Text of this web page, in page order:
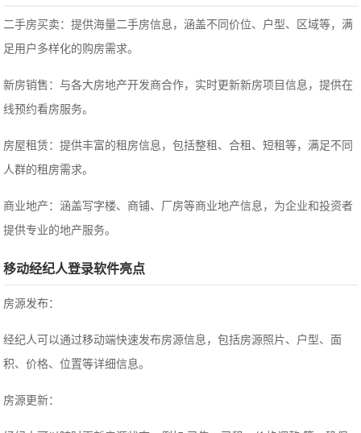
二手房买卖：提供海量二手房信息，涵盖不同价位、户型、区域等，满
足用户多样化的购房需求。
新房销售：与各大房地产开发商合作，实时更新新房项目信息，提供在
线预约看房服务。
房屋租赁：提供丰富的租房信息，包括整租、合租、短租等，满足不同
人群的租房需求。
商业地产：涵盖写字楼、商铺、厂房等商业地产信息，为企业和投资者
提供专业的地产服务。
移动经纪人登录软件亮点
房源发布：
经纪人可以通过移动端快速发布房源信息，包括房源照片、户型、面
积、价格、位置等详细信息。
房源更新：